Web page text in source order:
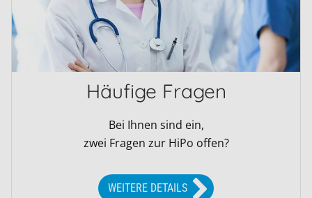
Häufige Fragen
Bei Ihnen sind ein,
zwei Fragen zur HiPo offen?
WEITERE DETAILS